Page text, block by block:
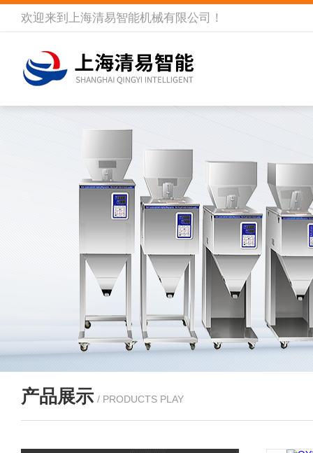
欢迎来到 上海清易智能机械有限公司 ！
产品展示 / PRODUCTS PLAY